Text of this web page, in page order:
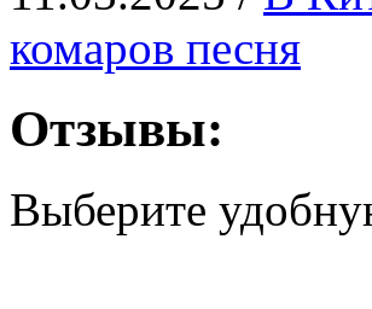
комаров песня
Отзывы:
Выберите